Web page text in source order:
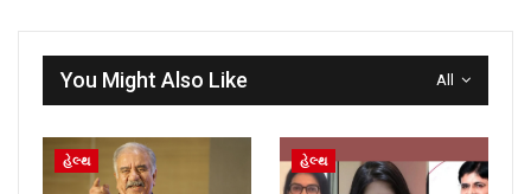
All
You Might Also Like
હેલ્થ હેલ્થ